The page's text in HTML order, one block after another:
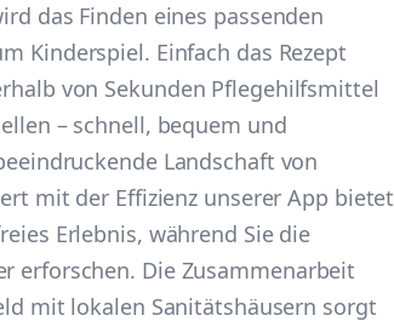
das Finden eines passenden
Kinderspiel. Einfach das Rezept
von Sekunden Pflegehilfsmittel
– schnell, bequem und
Landschaft von
mit der Effizienz unserer App bietet
Erlebnis, während Sie die
erforschen. Die Zusammenarbeit
mit lokalen Sanitätshäusern sorgt